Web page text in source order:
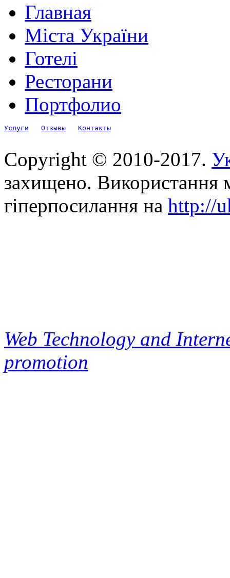
Главная
Міста України
Готелі
Ресторани
Портфолио
Услуги Отзывы Контакты
Copyright © 2010-2017.
захищено. Використання
гіперпосилання на http://
Web Technology and
promotion